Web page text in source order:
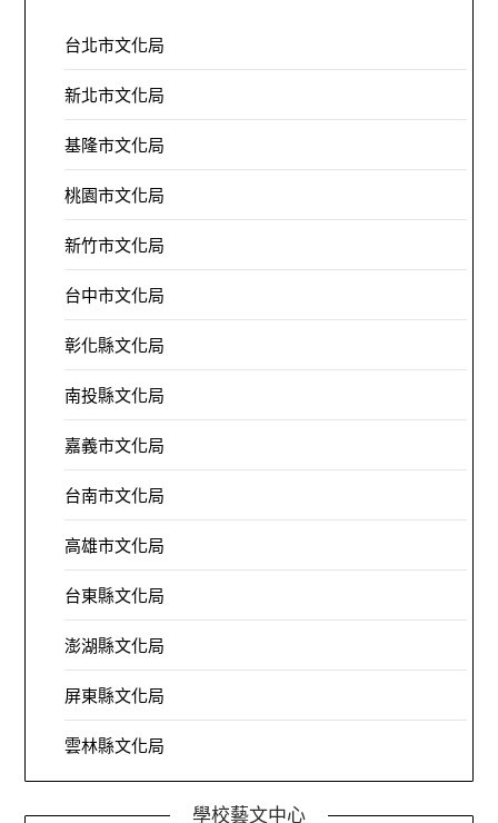
台北市文化局
新北市文化局
基隆市文化局
桃園市文化局
新竹市文化局
台中市文化局
彰化縣文化局
南投縣文化局
嘉義市文化局
台南市文化局
高雄市文化局
台東縣文化局
澎湖縣文化局
屏東縣文化局
雲林縣文化局
學校藝文中心